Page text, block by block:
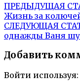
ПРЕДЫДУЩАЯ
Жизнь за
СЛЕДУЮЩАЯ
однажды Ваня
Добавить
Войти используя: